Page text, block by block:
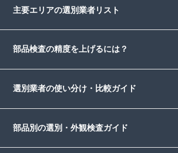
主要エリアの選別業者リスト
部品検査の精度を上げるには？
選別業者の使い分け・比較ガイド
部品別の選別・外観検査ガイド